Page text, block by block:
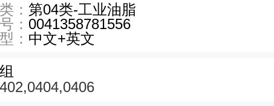
： 第04类-工业油脂
： 0041358781556
： 中文+英文